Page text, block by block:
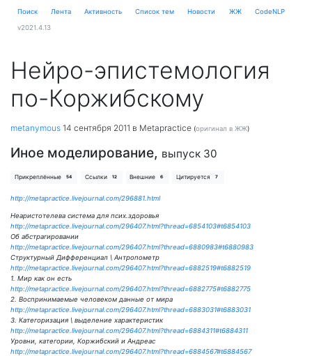
Поиск Лента Активность Cписок тем Новости ЖЖ CodeNLP
v2021.4.13
Нейро-эпистемология
по-Коржибскому
metanymous 14 сентября 2011 в Metapractice (оригинал в ЖЖ)
Иное моделирование, выпуск 30
Прикреплённые 54 Ссылки 12 Внешние 6 Цитируется 7
http://metapractice.livejournal.com/296881.html
Неаристотелева система для псих.здоровья
http://metapractice.livejournal.com/296407.html?thread=6854103#t6854103
Об абстрагировании
http://metapractice.livejournal.com/296407.html?thread=6880983#t6880983
Структурный Дифференциал \ Антропометр
http://metapractice.livejournal.com/296407.html?thread=6882519#t6882519
1. Мир как он есть
http://metapractice.livejournal.com/296407.html?thread=6882775#t6882775
2. Воспринимаемые человеком данные от мира
http://metapractice.livejournal.com/296407.html?thread=6883031#t6883031
3. Категоризация \ выделение характеристик
http://metapractice.livejournal.com/296407.html?thread=6884311#t6884311
Уровни, категории, Коржибский и Андреас
http://metapractice.livejournal.com/296407.html?thread=6884567#t6884567